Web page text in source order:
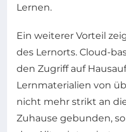
Lernen.
Ein weiterer Vorteil
des Lernorts. Cloud-
den Zugriff auf
Lernmaterialien von
nicht mehr strikt an
Zuhause gebunden,